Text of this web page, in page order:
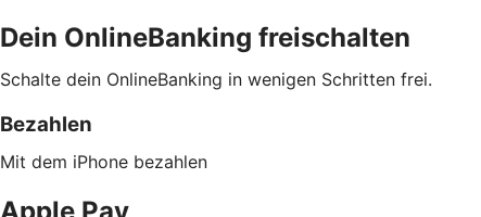
Dein OnlineBanking freischalten
Schalte dein OnlineBanking in wenigen Schritten frei.
Bezahlen
Mit dem iPhone bezahlen